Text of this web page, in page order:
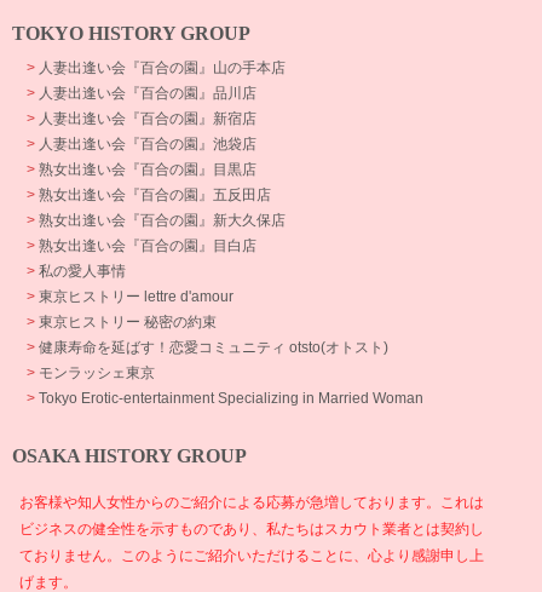
TOKYO HISTORY GROUP
> 人妻出逢い会『百合の園』山の手本店
> 人妻出逢い会『百合の園』品川店
> 人妻出逢い会『百合の園』新宿店
> 人妻出逢い会『百合の園』池袋店
> 熟女出逢い会『百合の園』目黒店
> 熟女出逢い会『百合の園』五反田店
> 熟女出逢い会『百合の園』新大久保店
> 熟女出逢い会『百合の園』目白店
> 私の愛人事情
> 東京ヒストリー lettre d'amour
> 東京ヒストリー 秘密の約束
> 健康寿命を延ばす！恋愛コミュニティ otsto(オトスト)
> モンラッシェ東京
> Tokyo Erotic-entertainment Specializing in Married Woman
OSAKA HISTORY GROUP
お客様や知人女性からのご紹介による応募が急増しております。これは
ビジネスの健全性を示すものであり、私たちはスカウト業者とは契約し
ておりません。このようにご紹介いただけることに、心より感謝申し上
げます。